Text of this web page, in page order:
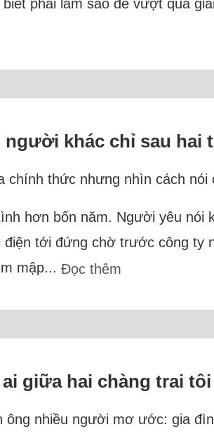
phải làm sao để vượt qua
khác chỉ sau hai
chính thức nhưng nhìn cách nói
hơn bốn năm. Người yêu nói
tới đứng chờ trước công ty
mập...Đọc thêm
giữa hai chàng trai
ông nhiều người mơ ước: gia